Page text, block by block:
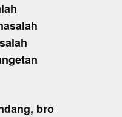
bro